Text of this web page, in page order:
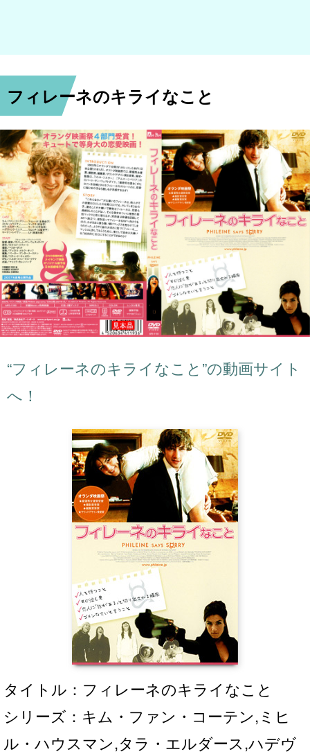
フィレーネのキライなこと
“フィレーネのキライなこと”の動画サイト
へ！
タイトル：フィレーネのキライなこと
シリーズ：キム・ファン・コーテン,ミヒ
ル・ハウスマン,タラ・エルダース,ハデヴ